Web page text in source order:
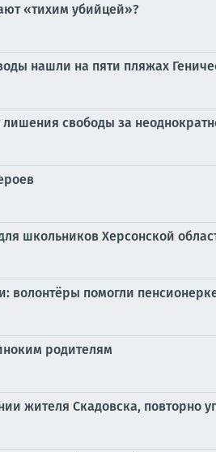
«тихим убийцей»?
нашли на пяти пляжах
свободы за
школьников Херсонской
волонтёры помогли
родителям
жителя Скадовска, повторно